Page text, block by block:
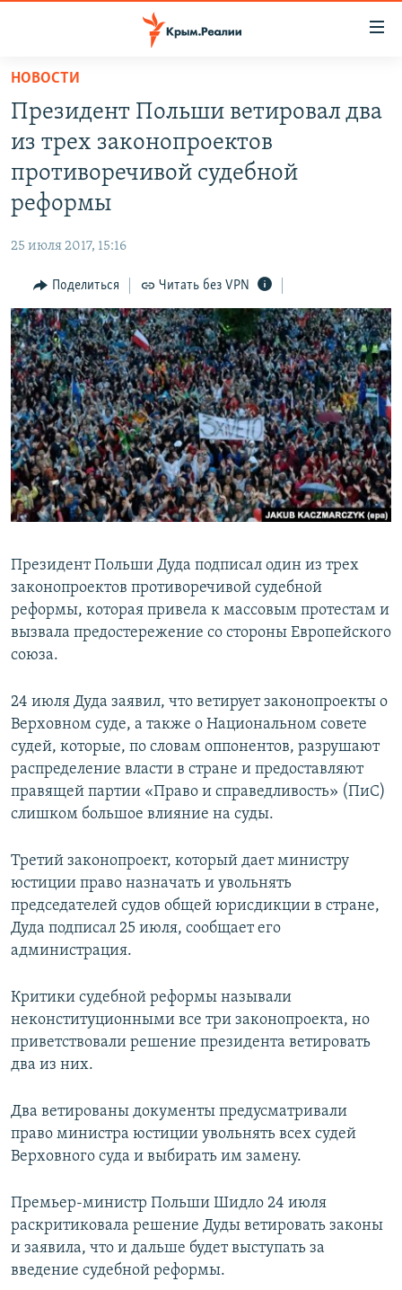
Вернуться
основному
содержанию
Вернутся
главной
Вернутся
поиску
СПЕЦПРОЕКТЫ
КАРТА ВОЕННЫХ ОБЪЕКТОВ КРЫМА
ВОДА
ИСТОРИЯ
ИНФОГРАФИКА
ТЕЛЕПРОЕКТ КРЫМ.РЕАЛИИ
СОВЕТЫ ПРАВОЗАЩИТНИКОВ
ПРОПАВШИЕ БЕЗ ВЕСТИ
ПОБЕДИТЕЛЕЙ НЕ СУДЯТ?
КРЫМ.НЕПОКОРЕННЫЙ
ELIFBE
УКРАИНСКАЯ ПРОБЛЕМА КРЫМА
РАДІО СВОБОДА
КАК ОБОЙТИ БЛОКИРОВКУ
Українською
Qırımtatar
ПРИСОЕДИНЯЙТЕСЬ!
НОВОСТИ
Президент Польши ветировал два
из трех законопроектов
противоречивой судебной
реформы
25 июля 2017, 15:16
Поделиться Читать без VPN
Президент Польши Дуда подписал один из трех
законопроектов противоречивой судебной
реформы, которая привела к массовым протестам и
вызвала предостережение со стороны Европейского
союза.
24 июля Дуда заявил, что ветирует законопроекты о
Верховном суде, а также о Национальном совете
судей, которые, по словам оппонентов, разрушают
распределение власти в стране и предоставляют
правящей партии «Право и справедливость» (ПиС)
слишком большое влияние на суды.
Третий законопроект, который дает министру
юстиции право назначать и увольнять
председателей судов общей юрисдикции в стране,
Дуда подписал 25 июля, сообщает его
администрация.
Критики судебной реформы называли
неконституционными все три законопроекта, но
приветствовали решение президента ветировать
два из них.
Два ветированы документы предусматривали
право министра юстиции увольнять всех судей
Верховного суда и выбирать им замену.
Премьер-министр Польши Шидло 24 июля
раскритиковала решение Дуды ветировать законы
и заявила, что и дальше будет выступать за
введение судебной реформы.